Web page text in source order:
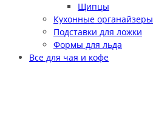
Щипцы
Кухонные органайзеры
Подставки для ложки
Формы для льда
Все для чая и кофе